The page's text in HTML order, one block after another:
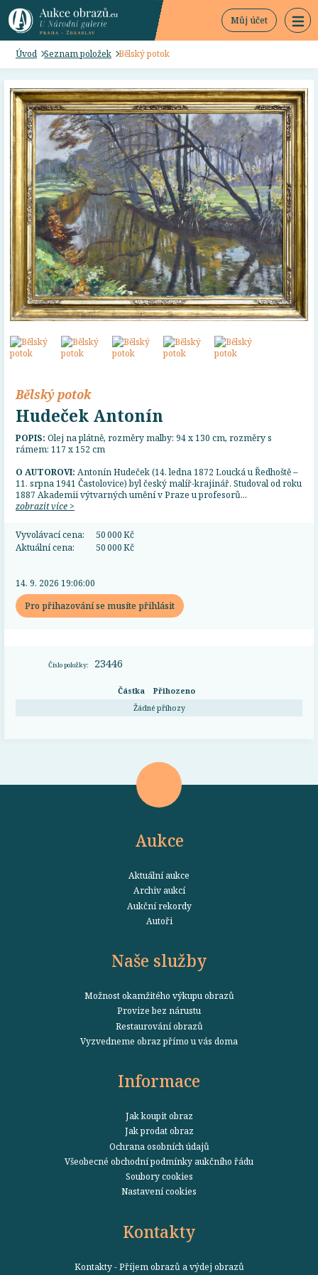
Můj účet
Úvod Seznam položek Bělský potok
Bělský potok
Hudeček Antonín
POPIS: Olej na plátně, rozměry malby: 94 x 130 cm, rozměry s
rámem: 117 x 152 cm
O AUTOROVI: Antonín Hudeček (14. ledna 1872 Loucká u Ředhoště –
11. srpna 1941 Častolovice) byl český malíř-krajinář. Studoval od roku
1887 Akademii výtvarných umění v Praze u profesorů...
zobrazit více >
Vyvolávací cena:
50 000 Kč
Aktuální cena:
50 000 Kč
14. 9. 2026 19:06:00
Pro přihazování se musíte přihlásit
Číslo položky: 23446
Částka
Přihozeno
Žádné příhozy
Aukce
Aktuální aukce
Archiv aukcí
Aukční rekordy
Autoři
Naše služby
Možnost okamžitého výkupu obrazů
Provize bez nárustu
Restaurování obrazů
Vyzvedneme obraz přímo u vás doma
Informace
Jak koupit obraz
Jak prodat obraz
Ochrana osobních údajů
Všeobecné obchodní podmínky aukčního řádu
Soubory cookies
Nastavení cookies
Kontakty
Kontakty - Příjem obrazů a výdej obrazů